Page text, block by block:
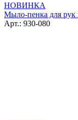
НОВИНКА
Мыло-пенка для рук
Арт.: 930-080